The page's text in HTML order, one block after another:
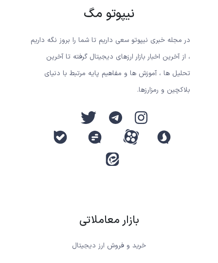
نیپوتو مگ
در مجله خبری نیپوتو سعی داریم تا شما را بروز نگه داریم
، از آخرین اخبار بازار ارزهای دیجیتال گرفته تا آخرین
تحلیل ها ، آموزش ها و مفاهیم پایه مرتبط با دنیای
بلاکچین و رمزارزها.
بازار معاملاتی
خرید و فروش ارز دیجیتال